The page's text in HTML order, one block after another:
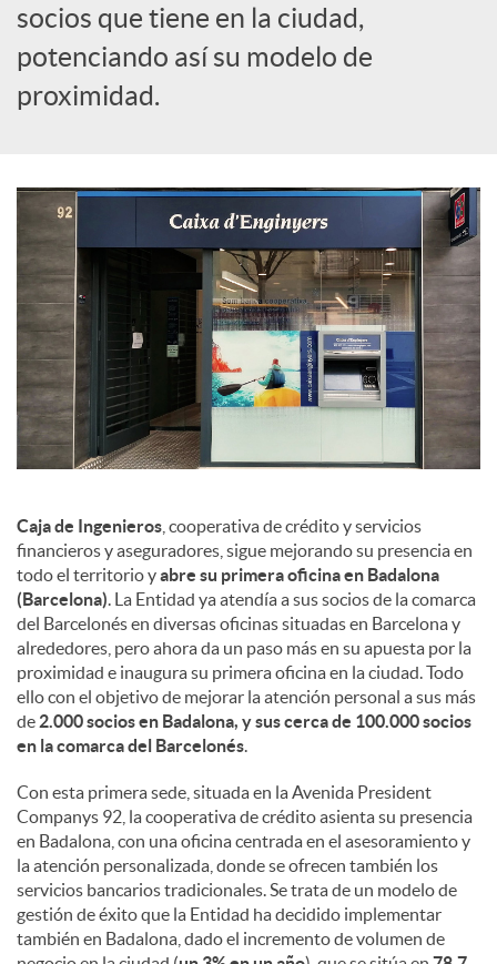
e
n
R
e
d
e
s
S
o
c
i
a
l
socios que tiene en la ciudad,
potenciando así su modelo de
proximidad.
Caja de Ingenieros , cooperativa de crédito y servicios
financieros y aseguradores, sigue mejorando su presencia en
todo el territorio yabre su primera oficina en Badalona
(Barcelona). La Entidad ya atendía a sus socios de la comarca
del Barcelonés en diversas oficinas situadas en Barcelona y
alrededores, pero ahora da un paso más en su apuesta por la
proximidad e inaugura su primera oficina en la ciudad. Todo
ello con el objetivo de mejorar la atención personal a sus más
de 2.000 socios en Badalona, y sus cerca de 100.000 socios
en la comarca del Barcelonés.
Con esta primera sede, situada en la Avenida President
Companys 92, la cooperativa de crédito asienta su presencia
en Badalona, con una oficina centrada en el asesoramiento y
la atención personalizada, donde se ofrecen también los
servicios bancarios tradicionales. Se trata de un modelo de
gestión de éxito que la Entidad ha decidido implementar
también en Badalona, dado el incremento de volumen de